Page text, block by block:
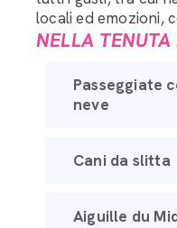
locali ed emozioni,
NELLA TENUTA
Passeggiate
neve
Cani da slitta
Aiguille du